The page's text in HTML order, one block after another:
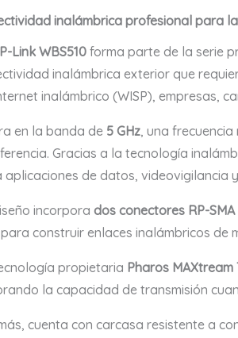
inalámbrica profesional para
Link WBS510 forma parte de la serie
inalámbrica exterior que
inalámbrico (WISP), empresas,
en la banda de 5 GHz, una
Gracias a la tecnología
aplicaciones de datos, videovigilancia
incorpora dos conectores RP-
construir enlaces inalámbricos de
propietaria Pharos MAXtream
la capacidad de transmisión
cuenta con carcasa resistente a